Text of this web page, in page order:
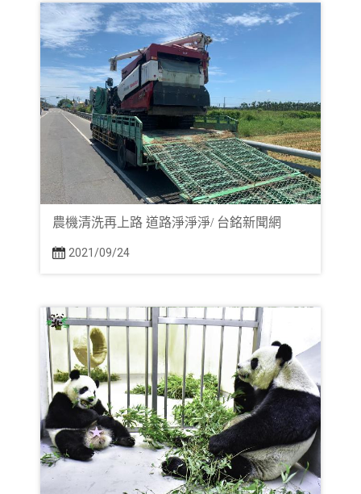
農機清洗再上路 道路淨淨淨/ 台銘新聞網
2021/09/24